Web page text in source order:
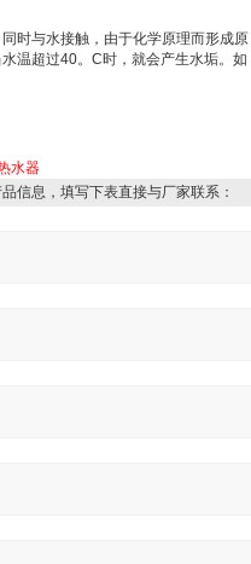
时与水接触，由于化学原理而形成原
温超过40。 C时，就会产生水垢。如
水器
信息，填写下表直接与厂家联系：